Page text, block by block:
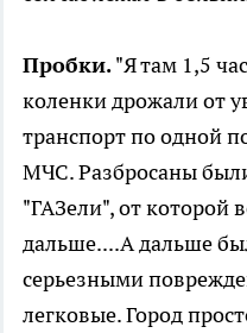
Пробки."Я там 1,5
коленки дрожали от
транспорт по одной
МЧС. Разбросаны
"ГАЗели", от которой
дальше....А дальше
серьезными
легковые. Город